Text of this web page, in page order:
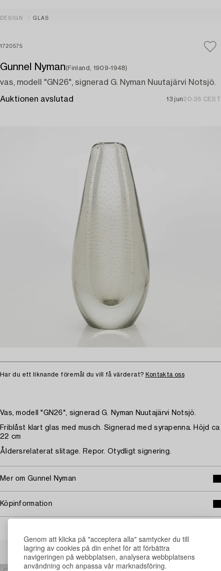
Genom att klicka på "acceptera alla" samtycker du till
lagring av cookies på din enhet för att förbättra
navigeringen på webbplatsen, analysera webbplatsens
användning och anpassa vår marknadsföring.
DESIGN GLAS
1720575
Gunnel Nyman(Finland, 1909-1948)
vas, modell "GN26", signerad G. Nyman Nuutajärvi Notsjö.
Auktionen avslutad 13 jun20:36 CEST
Har du ett liknande föremål du vill få värderat? Kontakta oss
Vas, modell "GN26", signerad G. Nyman Nuutajärvi Notsjö.
Friblåst klart glas med musch. Signerad med syrapenna. Höjd ca
22 cm
Åldersrelaterat slitage. Repor. Otydligt signering.
Mer om Gunnel Nyman
Köpinformation
Andra har även tittat på